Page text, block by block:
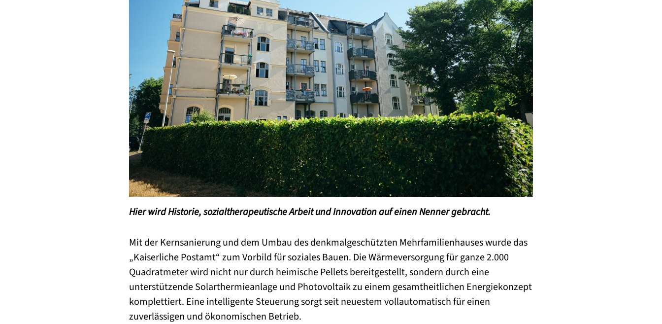
Hier wird Historie, sozialtherapeutische Arbeit und Innovation auf einen Nenner gebracht.
Mit der Kernsanierung und dem Umbau des denkmalgeschützten Mehrfamilienhauses wurde das
„Kaiserliche Postamt“ zum Vorbild für soziales Bauen. Die Wärmeversorgung für ganze 2.000
Quadratmeter wird nicht nur durch heimische Pellets bereitgestellt, sondern durch eine
unterstützende Solarthermieanlage und Photovoltaik zu einem gesamtheitlichen Energiekonzept
komplettiert. Eine intelligente Steuerung sorgt seit neuestem vollautomatisch für einen
zuverlässigen und ökonomischen Betrieb.